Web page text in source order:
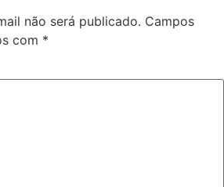
não será publicado. Campos
com *